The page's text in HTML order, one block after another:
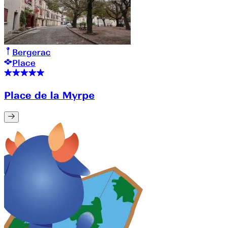
Bergerac
Place
Place de la Myrpe